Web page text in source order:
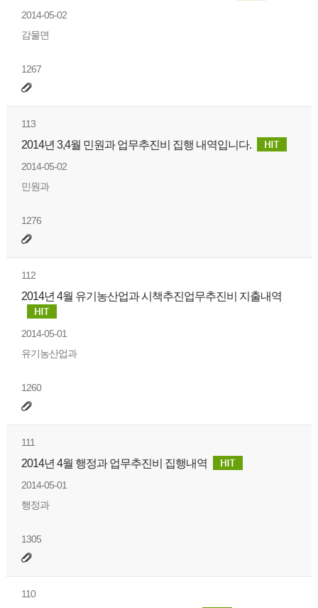
2014-05-02
감물면
1267
113
2014년 3,4월 민원과 업무추진비 집행 내역입니다.
2014-05-02
민원과
1276
112
2014년 4월 유기농산업과 시책추진업무추진비 지출내역
2014-05-01
유기농산업과
1260
111
2014년 4월 행정과 업무추진비 집행내역
2014-05-01
행정과
1305
110